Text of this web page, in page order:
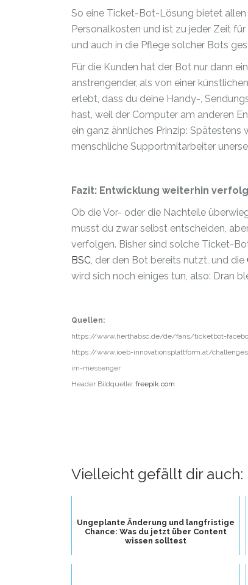
So eine Ticket-Bot-Lösung bietet allen
Personalkosten und ist zu jeder Zeit
und auch in die Pflege solcher Bots
Für die Kunden hat der Bot nur dann
anstrengender, als von einer
erlebt, dass du deine Handy-,
hast, weil der Computer am anderen
ein ganz ähnliches Prinzip: Spätestens
menschliche Supportmitarbeiter
Fazit: Entwicklung weiterhin
Ob die Vor- oder die Nachteile
musst du zwar selbst entscheiden,
verfolgen. Bisher sind solche Ticket-
BSC , der den Bot bereits nutzt, und die
wird sich noch einiges tun, also: Dran
Quellen:
https://www.herthabsc.de/de/fans/ticketbot-
https://www.ioeb-innovationsplattform.at/
im-messenger
Header Bildquelle: freepik.com
Vielleicht gefällt dir auch:
Ungeplante Änderung und langfristige
Chance: Was du jetzt über Content
wissen solltest